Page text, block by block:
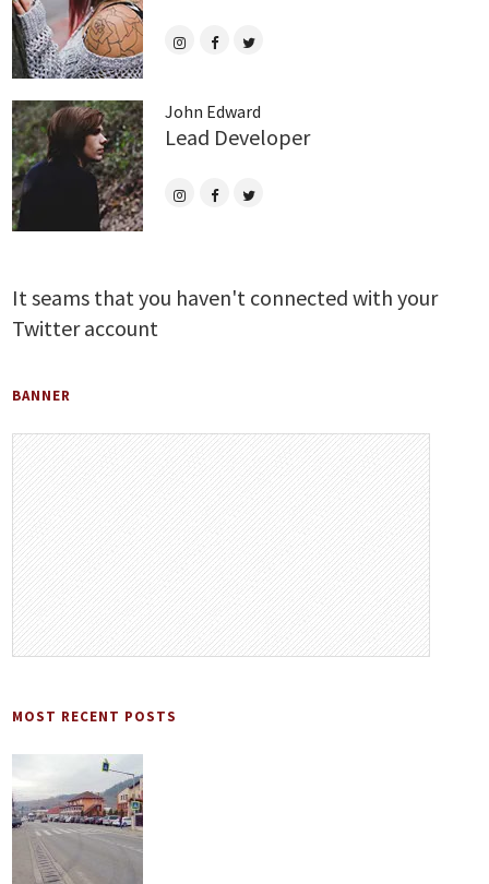
John Edward
Lead Developer
It seams that you haven't connected with your
Twitter account
BANNER
MOST RECENT POSTS